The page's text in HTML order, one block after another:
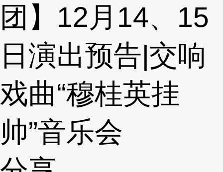
团】12月14、15
日演出预告|交响
戏曲“穆桂英挂
帅”音乐会